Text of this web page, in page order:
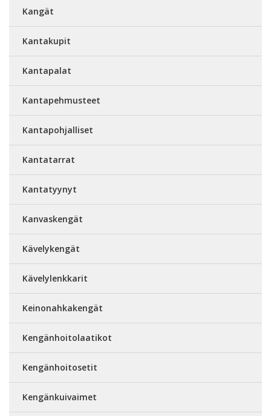
Kangät
Kantakupit
Kantapalat
Kantapehmusteet
Kantapohjalliset
Kantatarrat
Kantatyynyt
Kanvaskengät
Kävelykengät
Kävelylenkkarit
Keinonahkakengät
Kengänhoitolaatikot
Kengänhoitosetit
Kengänkuivaimet